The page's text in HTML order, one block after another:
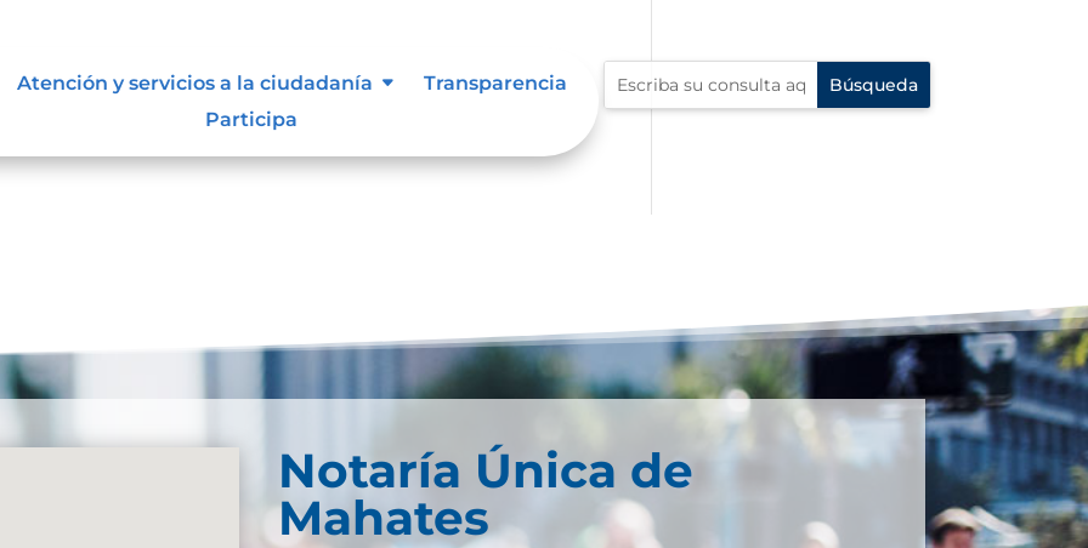
Atención y servicios a la ciudadanía
Transparencia
Participa
de la información.
Notaría Única de
Mahates